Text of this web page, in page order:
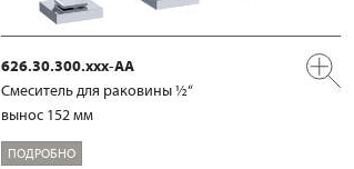
626.30.300.xxx-AA
Смеситель для раковины ½“
вынос 152 мм
ПОДРОБНО